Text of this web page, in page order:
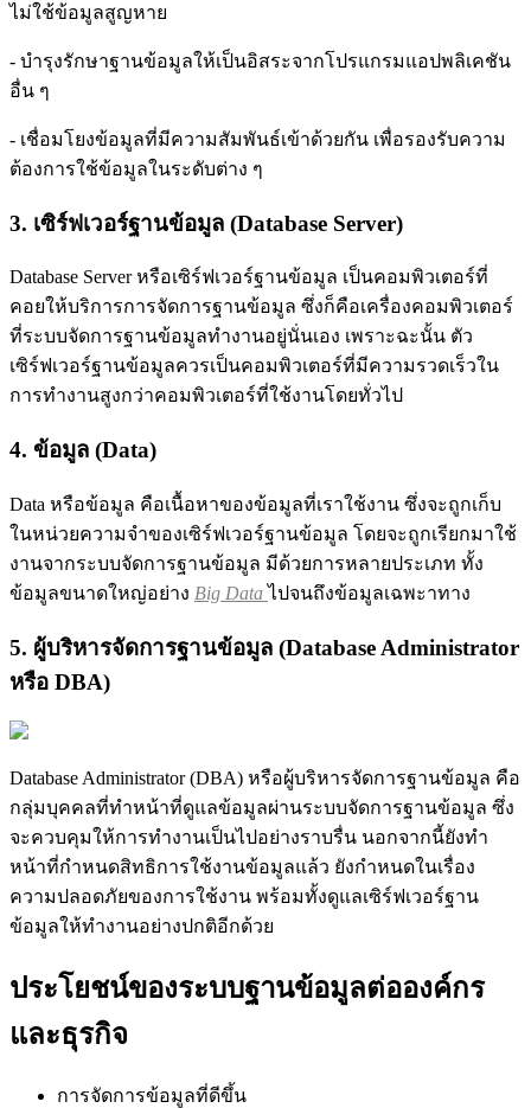
ไม่ใช้ข้อมูลสูญหาย
- บำรุงรักษาฐานข้อมูลให้เป็นอิสระจากโปรแกรมแอปพลิเคชัน
อื่น ๆ
- เชื่อมโยงข้อมูลที่มีความสัมพันธ์เข้าด้วยกัน เพื่อรองรับความ
ต้องการใช้ข้อมูลในระดับต่าง ๆ
3. เซิร์ฟเวอร์ฐานข้อมูล (Database Server)
Database Server หรือเซิร์ฟเวอร์ฐานข้อมูล เป็นคอมพิวเตอร์ที่
คอยให้บริการการจัดการฐานข้อมูล ซึ่งก็คือเครื่องคอมพิวเตอร์
ที่ระบบจัดการฐานข้อมูลทำงานอยู่นั่นเอง เพราะฉะนั้น ตัว
เซิร์ฟเวอร์ฐานข้อมูลควรเป็นคอมพิวเตอร์ที่มีความรวดเร็วใน
การทำงานสูงกว่าคอมพิวเตอร์ที่ใช้งานโดยทั่วไป
4. ข้อมูล (Data)
Data หรือข้อมูล คือเนื้อหาของข้อมูลที่เราใช้งาน ซึ่งจะถูกเก็บ
ในหน่วยความจำของเซิร์ฟเวอร์ฐานข้อมูล โดยจะถูกเรียกมาใช้
งานจากระบบจัดการฐานข้อมูล มีด้วยการหลายประเภท ทั้ง
ข้อมูลขนาดใหญ่อย่าง Big Dataไปจนถึงข้อมูลเฉพะาทาง
5. ผู้บริหารจัดการฐานข้อมูล (Database Administrator
หรือ DBA)
Database Administrator (DBA) หรือผู้บริหารจัดการฐานข้อมูล คือ
กลุ่มบุคคลที่ทำหน้าที่ดูแลข้อมูลผ่านระบบจัดการฐานข้อมูล ซึ่ง
จะควบคุมให้การทำงานเป็นไปอย่างราบรื่น นอกจากนี้ยังทำ
หน้าที่กำหนดสิทธิการใช้งานข้อมูลแล้ว ยังกำหนดในเรื่อง
ความปลอดภัยของการใช้งาน พร้อมทั้งดูแลเซิร์ฟเวอร์ฐาน
ข้อมูลให้ทำงานอย่างปกติอีกด้วย
ประโยชน์ของระบบฐานข้อมูลต่อองค์กร
และธุรกิจ
การจัดการข้อมูลที่ดีขึ้น